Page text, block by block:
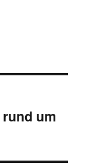
um